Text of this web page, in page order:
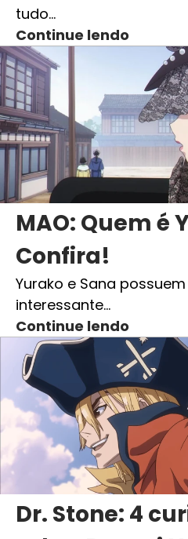
tudo…
Continue lendo
MAO: Quem é
Confira!
Yurako e Sana
interessante…
Continue lendo
Dr. Stone: 4